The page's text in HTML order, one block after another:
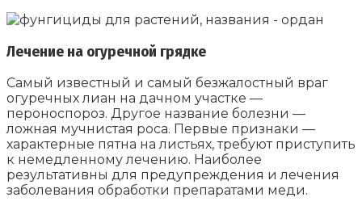
Лечение на огуречной грядке
Самый известный и самый безжалостный враг
огуречных лиан на дачном участке —
пероноспороз. Другое название болезни —
ложная мучнистая роса. Первые признаки —
характерные пятна на листьях, требуют приступить
к немедленному лечению. Наиболее
результативны для предупреждения и лечения
заболевания обработки препаратами меди.